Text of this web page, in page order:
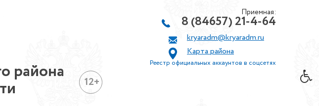
района 12+
Приемная:
8 (84657) 21-4-64
kryaradm@kryaradm.ru
Карта района
Реестр официальных аккаунтов в соцсетях